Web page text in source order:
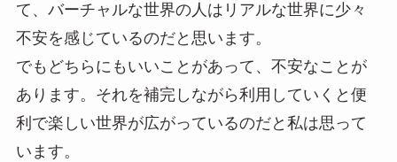
て、バーチャルな世界の人はリアルな世界に少々
不安を感じているのだと思います。
でもどちらにもいいことがあって、不安なことが
あります。それを補完しながら利用していくと便
利で楽しい世界が広がっているのだと私は思って
います。